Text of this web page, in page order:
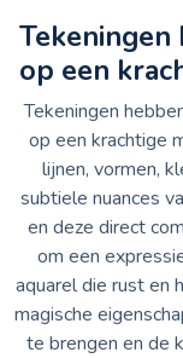
op een
Tekeningen
op een krachtige
lijnen, vormen,
subtiele nuances
en deze direct
om een
aquarel die rust en
magische
te brengen en de